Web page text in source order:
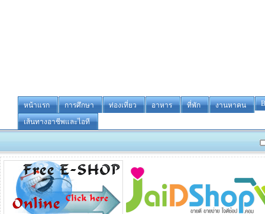
หน้าแรก การศึกษา ท่องเที่ยว อาหาร ที่พัก งานหาคน
เส้นทางอาชีพและไอที
-ขายห